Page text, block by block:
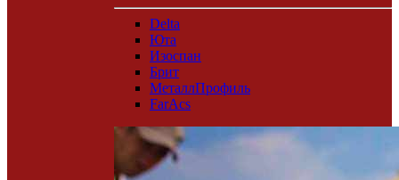
Delta
Юта
Изоспан
Брит
МеталлПрофиль
FarAcs